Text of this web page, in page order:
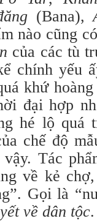
(Bana),
nào cũng
của các tù
chính yếu
khứ
đại hợp
hé lộ quá
chế độ
Tác
về kẻ
Gọi là
về dân tộc.